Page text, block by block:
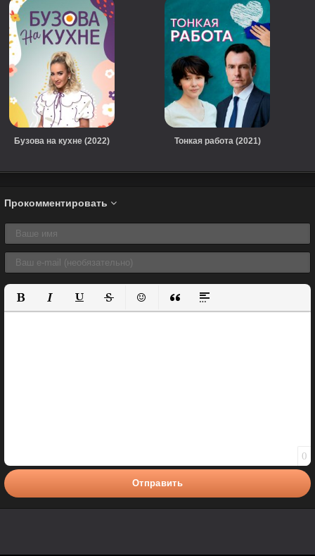
Бузова на кухне (2022) Тонкая работа (2021)
Прокомментировать
Полужирный
КурсивПодчеркнутый
ЗачеркнутыйВставить смайлик
Вставка цитаты
Вставка спойлера
0
Отправить